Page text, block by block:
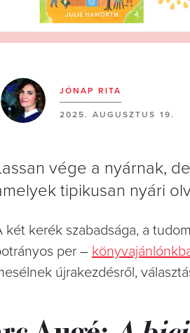
JÓNAP RITA
2025. AUGUSZTUS 19.
vége a nyárnak,
tipikusan nyári
két kerék szabadsága, a
per –
újrakezdésről,